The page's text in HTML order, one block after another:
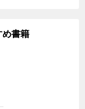
書籍